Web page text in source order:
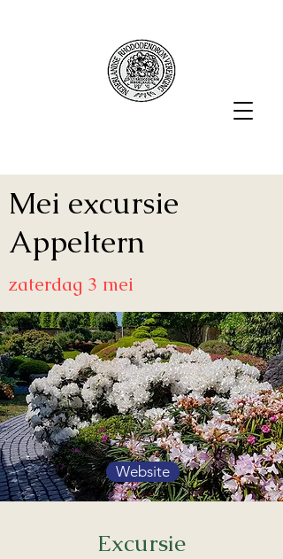
Mei excursie
Appeltern
zaterdag 3 mei
Website
Excursie